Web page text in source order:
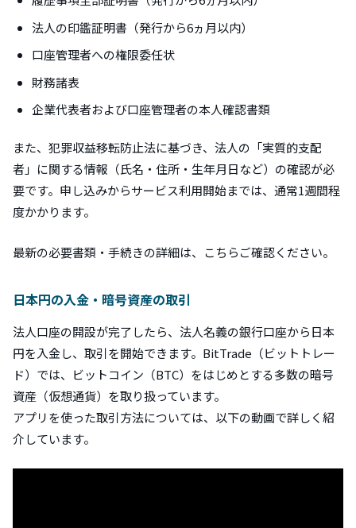
法人の印鑑証明書（発行から6ヵ月以内）
口座管理者への権限委任状
財務諸表
企業代表者および口座管理者の本人確認書類
また、犯罪収益移転防止法に基づき、法人の「実質的支配
者」に関する情報（氏名・住所・生年月日など）の確認が必
要です。申し込みからサービス利用開始までは、通常1週間程
度かかります。
最新の必要書類・手続きの詳細は、こちらご確認ください。
日本円の入金・暗号資産の取引
法人口座の開設が完了したら、法人名義の銀行口座から日本
円を入金し、取引を開始できます。BitTrade（ビットトレー
ド）では、ビットコイン（BTC）をはじめとする多数の暗号
資産（仮想通貨）を取り扱っています。
アプリを使った取引方法については、以下の動画で詳しく紹
介しています。